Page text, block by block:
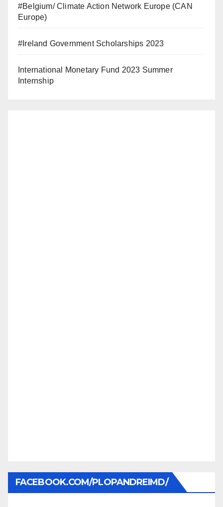
#Belgium/ Climate Action Network Europe (CAN
Europe)
#Ireland Government Scholarships 2023
International Monetary Fund 2023 Summer
Internship
FACEBOOK.COM/PLOPANDREIMD/